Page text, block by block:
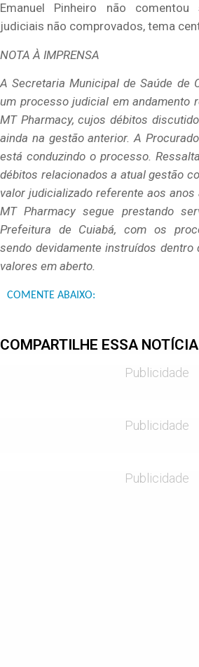
Emanuel Pinheiro não
judiciais não comprovados, tema
NOTA À IMPRENSA
A Secretaria Municipal de Saúde de
um processo judicial em andamento
MT Pharmacy, cujos débitos
ainda na gestão anterior. A
está conduzindo o processo.
débitos relacionados a atual gestão
valor judicializado referente aos
MT Pharmacy segue prestando
Prefeitura de Cuiabá, com os
sendo devidamente instruídos dentro
valores em aberto.
COMENTE ABAIXO:
COMPARTILHE ESSA NOTÍCIA
Publicidade
Publicidade
Publicidade